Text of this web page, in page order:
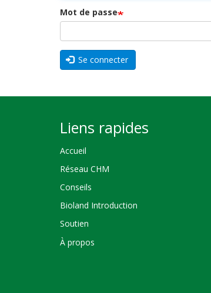
Mot de passe
Se connecter
Liens rapides
Accueil
Réseau CHM
Conseils
Bioland Introduction
Soutien
À propos